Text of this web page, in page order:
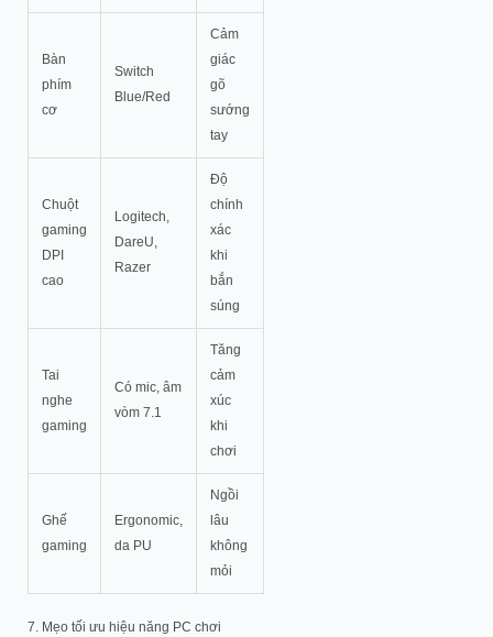
Bàn
phím
cơ
Switch
Blue/Red
Cảm
giác
gõ
sướng
tay
Chuột
gaming
DPI
cao
Logitech,
DareU,
Razer
Độ
chính
xác
khi
bắn
súng
Tai
nghe
gaming
Có mic, âm
vòm 7.1
Tăng
cảm
xúc
khi
chơi
Ghế
gaming
Ergonomic,
da PU
Ngồi
lâu
không
mỏi
7. Mẹo tối ưu hiệu năng PC chơi